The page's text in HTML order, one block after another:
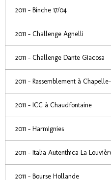
2011 - Binche 17/04
2011 - Challenge Agnelli
2011 - Challenge Dante Giacosa
2011 - Rassemblement à
2011 - ICC à Chaudfontaine
2011 - Harmignies
2011 - Italia Autenthica La
2011 - Bourse Hollande